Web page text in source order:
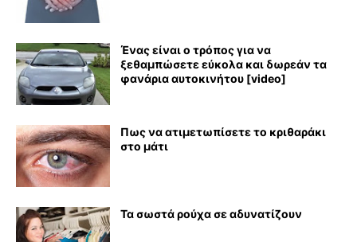
Ένας είναι ο τρόπος για να
ξεθαμπώσετε εύκολα και δωρεάν τα
φανάρια αυτοκινήτου [video]
Πως να ατιμετωπίσετε το κριθαράκι
στο μάτι
Τα σωστά ρούχα σε αδυνατίζουν